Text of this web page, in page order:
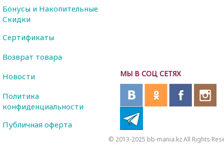
МЫ В СОЦ СЕТЯХ
Бонусы и Накопительные
Скидки
Сертификаты
Возврат товара
Новости
Политика
конфиденциальности
Публичная оферта
© 2013-2025 bb-mania.kz All Rights